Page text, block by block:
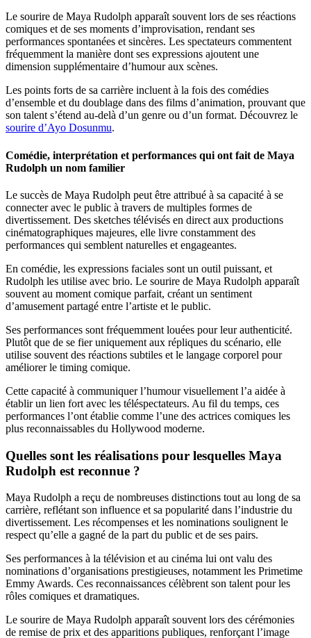
Le sourire de Maya Rudolph apparaît souvent lors de ses réactions
comiques et de ses moments d’improvisation, rendant ses
performances spontanées et sincères. Les spectateurs commentent
fréquemment la manière dont ses expressions ajoutent une
dimension supplémentaire d’humour aux scènes.
Les points forts de sa carrière incluent à la fois des comédies
d’ensemble et du doublage dans des films d’animation, prouvant que
son talent s’étend au-delà d’un genre ou d’un format. Découvrez le
sourire d’Ayo Dosunmu.
Comédie, interprétation et performances qui ont fait de Maya
Rudolph un nom familier
Le succès de Maya Rudolph peut être attribué à sa capacité à se
connecter avec le public à travers de multiples formes de
divertissement. Des sketches télévisés en direct aux productions
cinématographiques majeures, elle livre constamment des
performances qui semblent naturelles et engageantes.
En comédie, les expressions faciales sont un outil puissant, et
Rudolph les utilise avec brio. Le sourire de Maya Rudolph apparaît
souvent au moment comique parfait, créant un sentiment
d’amusement partagé entre l’artiste et le public.
Ses performances sont fréquemment louées pour leur authenticité.
Plutôt que de se fier uniquement aux répliques du scénario, elle
utilise souvent des réactions subtiles et le langage corporel pour
améliorer le timing comique.
Cette capacité à communiquer l’humour visuellement l’a aidée à
établir un lien fort avec les téléspectateurs. Au fil du temps, ces
performances l’ont établie comme l’une des actrices comiques les
plus reconnaissables du Hollywood moderne.
Quelles sont les réalisations pour lesquelles Maya
Rudolph est reconnue ?
Maya Rudolph a reçu de nombreuses distinctions tout au long de sa
carrière, reflétant son influence et sa popularité dans l’industrie du
divertissement. Les récompenses et les nominations soulignent le
respect qu’elle a gagné de la part du public et de ses pairs.
Ses performances à la télévision et au cinéma lui ont valu des
nominations d’organisations prestigieuses, notamment les Primetime
Emmy Awards. Ces reconnaissances célèbrent son talent pour les
rôles comiques et dramatiques.
Le sourire de Maya Rudolph apparaît souvent lors des cérémonies
de remise de prix et des apparitions publiques, renforçant l’image